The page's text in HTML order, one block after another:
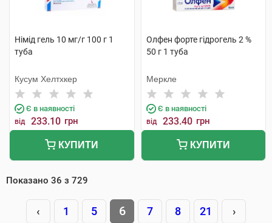
Німід гель 10 мг/г 100 г 1
туба
Кусум Хелтхкер
Є в наявності
від 233.10 грн
КУПИТИ
Олфен форте гідрогель 2 %
50 г 1 туба
Меркле
Є в наявності
від 233.40 грн
КУПИТИ
Показано 36 з 729
‹ 1 5 6 7 8 21 ›